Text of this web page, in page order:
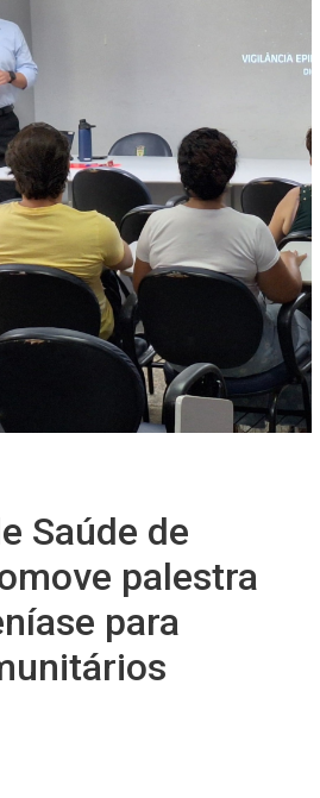
Saúde de
palestra
para